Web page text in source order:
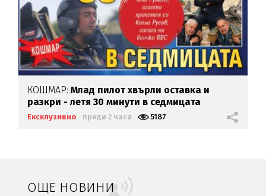
КОШМАР:Млад пилот хвърли оставка и
разкри - летя 30 минути в седмицата
Ексклузивно преди 2 часа 5187
ОЩЕ НОВИНИ